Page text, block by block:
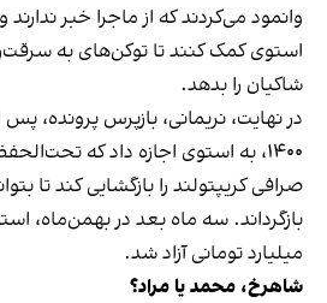
وانمود می‌کردند که از ماجرا خبر
استوی کمک کنند تا توکن‌های به
شاکیان را بدهد.
۱۴۰۰، به استوی اجازه داد که
صرافی کریپتولند را بازگشایی کند تا
میلیارد تومانی آزاد شد.
شاهرخ، محمد یا مراد؟